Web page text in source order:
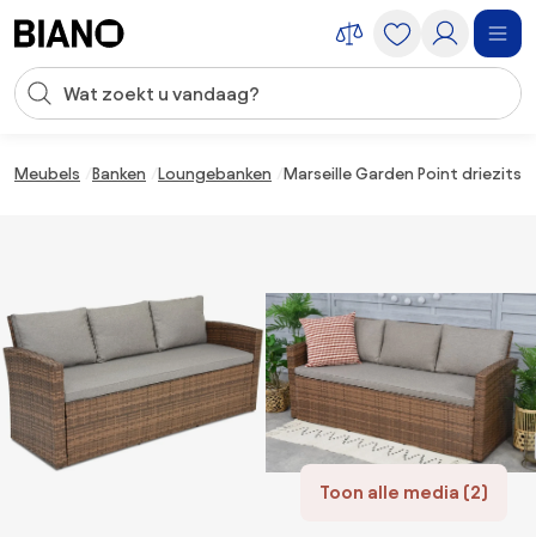
Zoekopdracht invoeren
Meubels Banken Loungebanken Marseille Garden Point driezits
Toon alle media (2)